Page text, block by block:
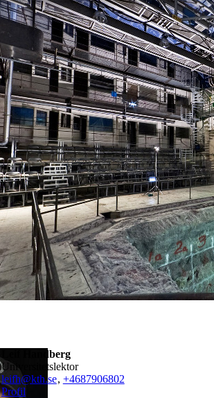
Leif Handberg
universitetslektor
leifh@kth.se, +4687906802
Profil